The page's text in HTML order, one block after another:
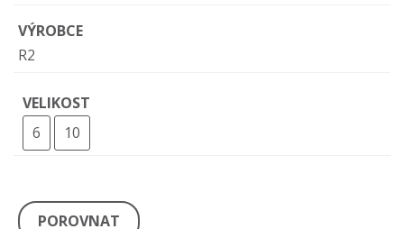
VÝROBCE
R2
VELIKOST
6
10
POROVNAT